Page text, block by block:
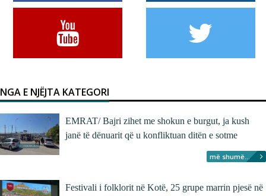
NGA E NJËJTA KATEGORI
EMRAT/ Bajri zihet me shokun e burgut, ja kush
janë të dënuarit që u konfliktuan ditën e sotme
më shumë...
Festivali i folklorit në Kotë, 25 grupe marrin pjesë në